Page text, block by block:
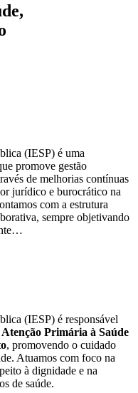
(IESP) é uma
promove gestão
de melhorias contínuas
jurídico e burocrático na
com a estrutura
sempre objetivando
(IESP) é responsável
Atenção Primária à Saúde
, promovendo o cuidado
Atuamos com foco na
à dignidade e na
de saúde.